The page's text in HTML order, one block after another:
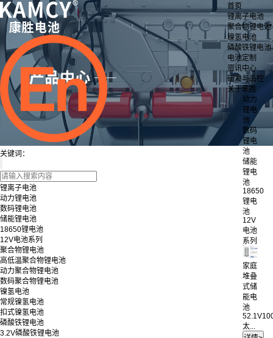
首页
锂离子电池
聚合物锂电池
镍氢电池
磷酸铁锂电池
电池定制
资讯中心
研发与品控
关于康胜
动力
锂电
池
数码
锂电
池
储能
锂电
池
18650
锂电
池
12V
电池
系列
家庭
堆叠
式储
能电
池
太...
关键词：
锂离子电池
动力锂电池
数码锂电池
储能锂电池
18650锂电池
12V电池系列
聚合物锂电池
高低温聚合物锂电池
动力聚合物锂电池
数码聚合物锂电池
镍氢电池
常规镍氢电池
扣式镍氢电池
磷酸铁锂电池
3.2V磷酸铁锂电池